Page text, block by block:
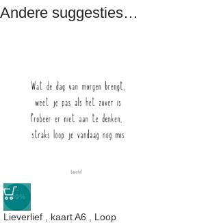
Andere suggesties…
-30%
Lieverlief , kaart A6 , Loop